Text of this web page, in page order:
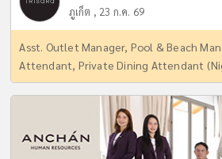
ภูเก็ต , 23 ก.ค. 69
Asst. Outlet Manager, Pool & Beach
Attendant, Private Dining Attendant